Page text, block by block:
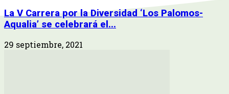
La V Carrera por la Diversidad ‘Los Palomos-
Aqualia’ se celebrará el...
29 septiembre, 2021